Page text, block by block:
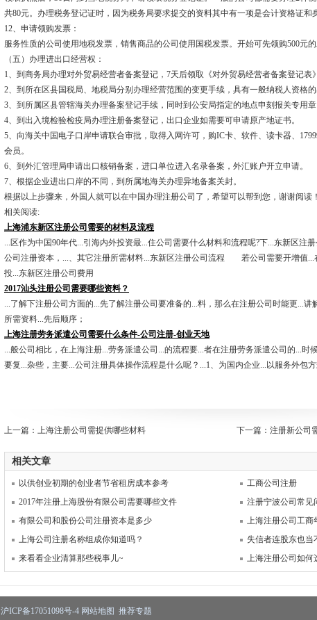
共80元。办理税务登记证时，因为税务局要求提交的资料其中有一项是会计资格证和
12、申请领购发票：
服务性质的公司使用地税发票，销售商品的公司使用国税发票。开始可先领购500元
（五）办理进出口经营权：
1、到商务局办理对外贸易经营者备案登记，7天后领取《对外贸易经营者备案登记表
2、到所在区县国税局、地税局分别办理经营范围的变更手续，具有一般纳税人资格的
3、到所属区县管辖海关办理备案登记手续，同时到公安局指定的地点申刻报关专用
4、到出入境检验检疫局办理注册备案登记，出口企业如需要可申请原产地证书。
5、向海关中国电子口岸申请联合审批，取得入网许可，购IC卡、软件、读卡器、
会员。
6、到外汇管理局申请出口核销备案，进口单位进入名录备案，外汇账户开立申请。
7、根据企业进出口岸的不同，到所属地海关办理异地备案关封。
根据以上步骤来，外国人就可以在中国办理注册公司了，希望可以帮到您，谢谢阅读！
相关阅读:
上海浦东新区注册公司需要的材料及流程
...区作为中国90年代...引海内外投资最...住公司需要什么材料和流程呢?下...东新区注
公司注册资本，...、其它注册所需材料...东新区注册公司流程 若公司需要开增值...
投...东新区注册公司费用
2017汕头注册公司需要哪些资料？
...了解下注册公司方面的...先了解注册公司要准备的...料，那么在注册公司时能更...讲
所需资料...先后顺序；
上海注册劳务派遣公司需要什么条件-公司注册-创业天地
...般公司相比，在上海注册...劳务派遣公司...的流程要...者在注册劳务派遣公司的...时
要复...杂些，主要...公司注册具体操作流程是什么呢？...1、为国内企业...以服务外包
上一篇： 上海注册公司需提供哪些材料 下一篇： 注册新公司
相关文章
以供创业初期的创业者节省租房成本参考
工商公司注册
2017年注册上海股份有限公司需要哪些文件
注册宁波公司常见
有限公司和股份公司注册资本是多少
上海注册公司工商
上海公司注册名称组成你知道吗？
失信者连股东也当
来看看企业清算那些税事儿~
上海注册公司如何
沪ICP备17051098号-4 网站地图 推荐专题